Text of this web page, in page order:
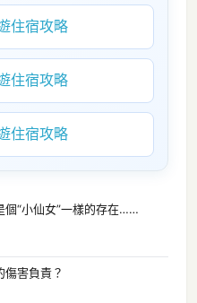
住宿攻略
住宿攻略
住宿攻略
個“小仙女”一樣的存在……
傷害負責？